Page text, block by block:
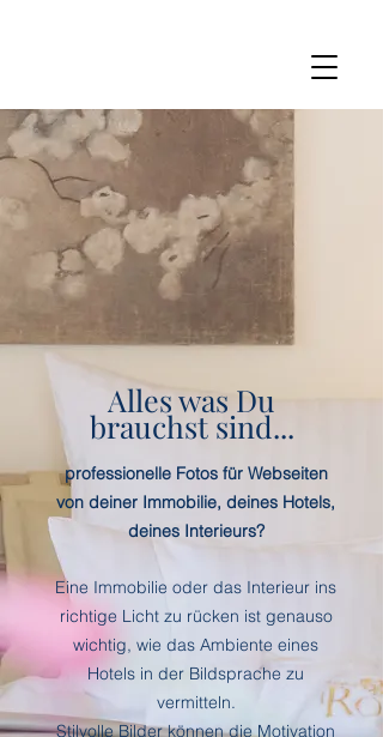
Alles was Du
brauchst sind...
professionelle Fotos für Webseiten
von deiner Immobilie, deines Hotels,
deines Interieurs?
Eine Immobilie oder das Interieur ins
richtige Licht zu rücken ist genauso
wichtig, wie das Ambiente eines
Hotels in der Bildsprache zu
vermitteln.
Stilvolle Bilder können die Motivation